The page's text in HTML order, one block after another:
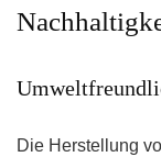
Die Herstellung